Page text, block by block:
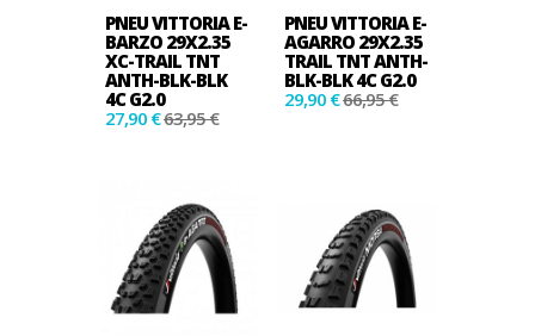
PNEU VITTORIA E-
BARZO 29X2.35
XC-TRAIL TNT
ANTH-BLK-BLK
4C G2.0
27,90 €63,95 €
PNEU VITTORIA E-
AGARRO 29X2.35
TRAIL TNT ANTH-
BLK-BLK 4C G2.0
29,90 €66,95 €